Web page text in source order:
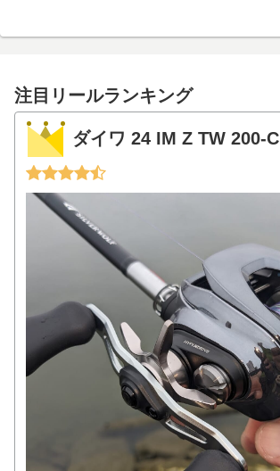
注目リールランキング
ダイワ 24 IM Z TW 200-C